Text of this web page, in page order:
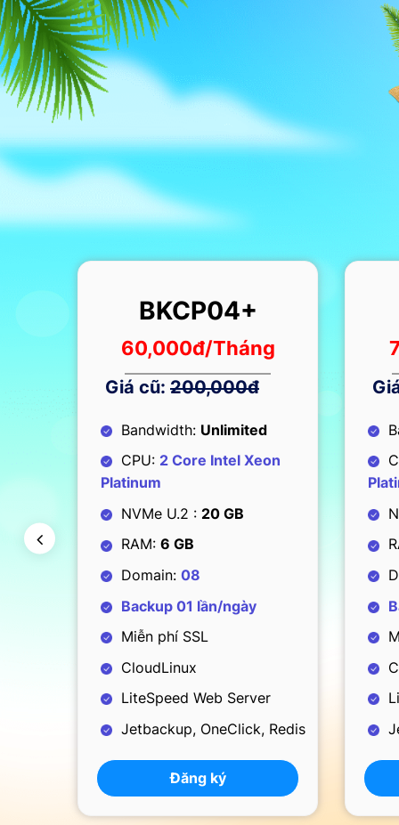
BKCP05
75,000đ/Tháng
Giá cũ: 250,000đ
Bandwidth: Unlimited
CPU: 3 Core Intel Xeon
Platinum
NVMe U.2 : 25 GB
RAM: 7 GB
Domain: 09
Backup 01 lần/ngày
Miễn phí SSL
CloudLinux
LiteSpeed Web Server
Jetbackup, OneClick, Redis
Đăng ký